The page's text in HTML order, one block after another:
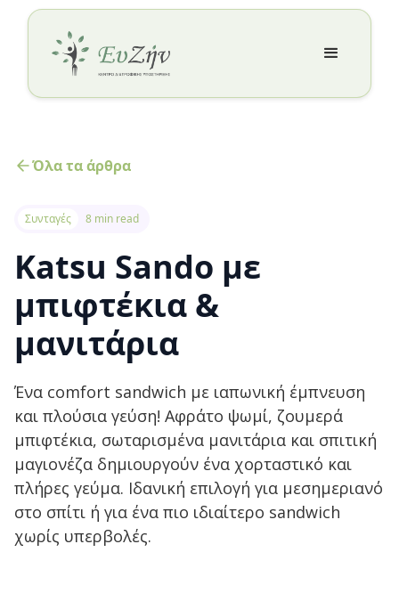
Όλα τα άρθρα
Συνταγές 8 min read
Katsu Sando με
μπιφτέκια &
μανιτάρια
Ένα comfort sandwich με ιαπωνική έμπνευση
και πλούσια γεύση! Αφράτο ψωμί, ζουμερά
μπιφτέκια, σωταρισμένα μανιτάρια και σπιτική
μαγιονέζα δημιουργούν ένα χορταστικό και
πλήρες γεύμα. Ιδανική επιλογή για μεσημεριανό
στο σπίτι ή για ένα πιο ιδιαίτερο sandwich
χωρίς υπερβολές.